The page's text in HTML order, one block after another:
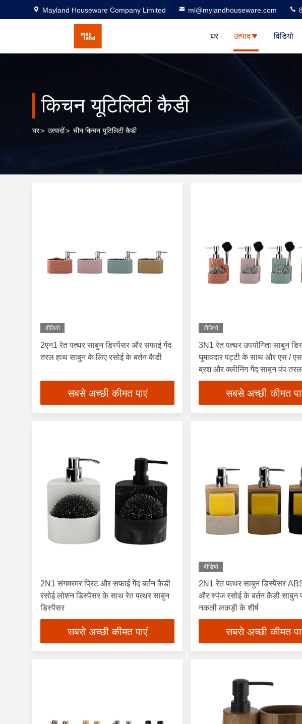
Mayland Houseware Company Limited ml@mylandhouseware.com
घर उत्पाद विडियो
किचन यूटिलिटी कैडी
घर> उत्पादों> चीन किचन यूटिलिटी कैडी
वीडियो
2एन1 रेत पत्थर साबुन डिस्पेंसर और सफाई गेंद
तरल हाथ साबुन के लिए रसोई के बर्तन कैडी
सबसे अच्छी कीमत पाएं
वीडियो
3N1 रेत पत्थर उपयोगिता साबुन
घुमावदार पट्टी के साथ और एस /
ब्रश और क्लीनिंग गेंद साबुन पंप
साबुन डिस्पेंसर
सबसे अच्छी कीमत
2N1 संगमरमर प्रिंट और सफाई गेंद बर्तन कैडी
रसोई लोशन डिस्पेंसर के साथ रेत पत्थर साबुन
डिस्पेंसर
सबसे अच्छी कीमत पाएं
वीडियो
2N1 रेत पत्थर साबुन डिस्पेंसर
और स्पंज रसोई के बर्तन कैडी साबुन
नकली लकड़ी के शीर्ष
सबसे अच्छी कीमत